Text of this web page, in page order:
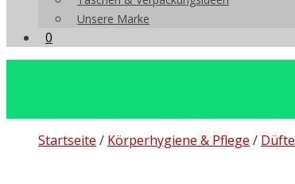
Unsere Marke
0
Startseite / Körperhygiene & Pflege / Düfte